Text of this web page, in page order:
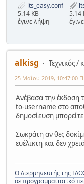
lts_easy.conf
5.14 KB
έγινε λήψη
5.14
alkisg
Τεχνικός /
25 Μαΐου 2019, 10:47:00
Ανέβασα την έκδοση
to-username στο
δημοσίευση
Σωκράτη αν θες
ευέλικτη και δεν
Ο Διερμηνευτής της
σε προγραμματιστικό